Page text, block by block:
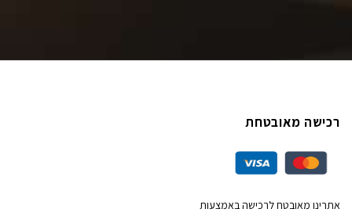
רכישה מאובטחת
אתרינו מאובטח לרכישה באמצעות